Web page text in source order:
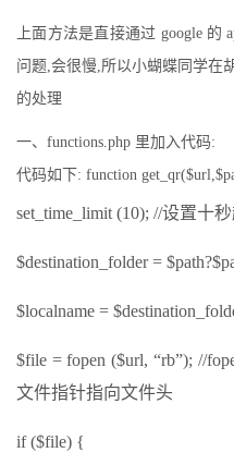
上面方法是直接通过 google
问题,会很慢,所以小蝴蝶同学在
的处理
一、functions.php 里加入代码:
代码如下: function
set_time_limit (10); //设置十
$destination_folder =
$localname =
$file = fopen ($url, “rb”); //
文件指针指向文件头
if ($file) {